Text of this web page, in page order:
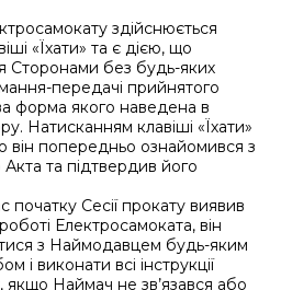
здійснюється
«Їхати» та є дією, що
Сторонами без будь-яких
передачі прийнятого
форма якого наведена в
Натисканням клавіші «Їхати»
він попередньо ознайомився з
та підтвердив його
Сесії прокату виявив
Електросамоката, він
з Наймодавцем будь-яким
і виконати всі інструкції
Наймач не зв’язався або